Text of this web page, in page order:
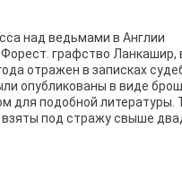
над ведьмами в Англии
графство Ланкашир,
отражен в записках
опубликованы в виде
для подобной литературы.
под стражу свыше